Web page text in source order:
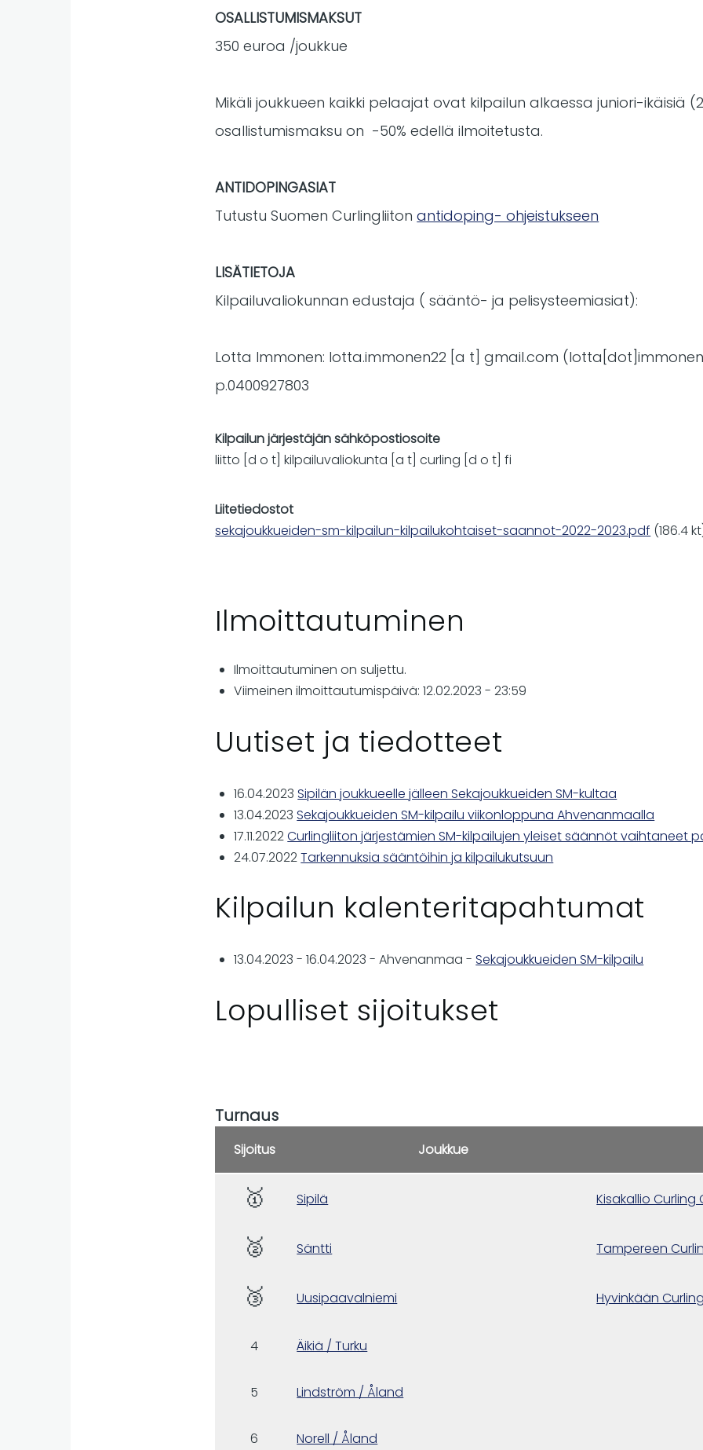
OSALLISTUMISMAKSUT
350 euroa /joukkue
Mikäli joukkueen kaikki pelaajat ovat kilpailun alkaessa juniori-ikäisiä
osallistumismaksu on -50% edellä ilmoitetusta.
ANTIDOPINGASIAT
Tutustu Suomen Curlingliitonantidoping- ohjeistukseen
LISÄTIETOJA
Kilpailuvaliokunnan edustaja ( sääntö- ja pelisysteemiasiat):
Lotta Immonen: lotta.immonen22 [a t]gmail.com
p.0400927803
Kilpailun järjestäjän sähköpostiosoite
liitto [d o t]kilpailuvaliokunta [a t]curling [d o t]fi
Liitetiedostot
sekajoukkueiden-sm-kilpailun-kilpailukohtaiset-saannot-2022-2023.pdf (186.4
Ilmoittautuminen
Ilmoittautuminen on suljettu.
Viimeinen ilmoittautumispäivä: 12.02.2023 - 23:59
Uutiset ja tiedotteet
16.04.2023 Sipilän joukkueelle jälleen Sekajoukkueiden SM-kultaa
13.04.2023 Sekajoukkueiden SM-kilpailu viikonloppuna Ahvenanmaalla
17.11.2022Curlingliiton järjestämien SM-kilpailujen yleiset säännöt vaihtaneet
24.07.2022Tarkennuksia sääntöihin ja kilpailukutsuun
Kilpailun kalenteritapahtumat
13.04.2023 -16.04.2023 -Ahvenanmaa -Sekajoukkueiden SM-kilpailu
Lopulliset sijoitukset
Turnaus
Sijoitus Joukkue
🥇 Sipilä Kisakallio Curling
🥈 Säntti Tampereen
🥉 Uusipaavalniemi Hyvinkään
4 Äikiä / Turku
5 Lindström / Åland
6 Norell / Åland